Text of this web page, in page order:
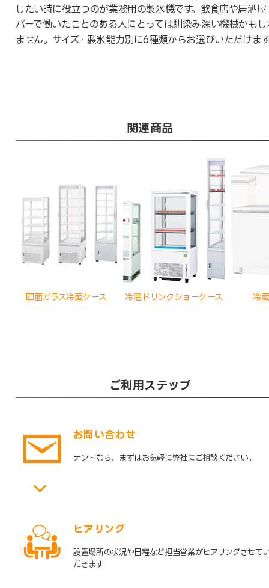
したい時に役立つのが業務用の製氷機です。飲食店や居酒屋
バーで働いたことのある人にとっては馴染み深い機械かもし
ません。サイズ・製氷能力別に6種類からお選びいただけま
関連商品
四面ガラス冷蔵ケース 冷温ドリンクショーケース 冷
ご利用ステップ
お問い合わせ
テントなら、まずはお気軽に弊社にご相談ください。
ヒアリング
設置場所の状況や日程など担当営業がヒアリングさせて
だきます